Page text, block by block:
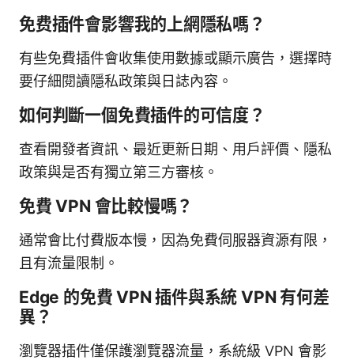
免费插件會影響我的上網隱私嗎？
有些免費插件會收集使用數據或顯示廣告，選擇時
要仔細閱讀隱私政策與日誌內容。
如何判斷一個免費插件的可信度？
查看開發者資訊、最近更新日期、用戶評價、隱私
政策與是否有獨立第三方審核。
免費 VPN 會比較慢嗎？
通常會比付費版本慢，因為免費伺服器資源有限，
且有流量限制。
Edge 的免費 VPN 插件與系統 VPN 有何差
異？
瀏覽器插件僅保護瀏覽器流量，系統級 VPN 會影